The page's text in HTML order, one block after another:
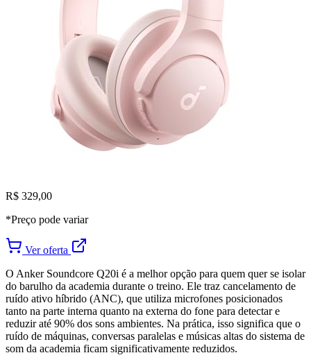
R$ 329,00
*Preço pode variar
Ver oferta
O Anker Soundcore Q20i é a melhor opção para quem quer se isolar
do barulho da academia durante o treino. Ele traz cancelamento de
ruído ativo híbrido (ANC), que utiliza microfones posicionados
tanto na parte interna quanto na externa do fone para detectar e
reduzir até 90% dos sons ambientes. Na prática, isso significa que o
ruído de máquinas, conversas paralelas e músicas altas do sistema de
som da academia ficam significativamente reduzidos.